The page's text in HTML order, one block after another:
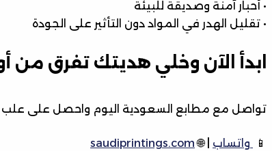
• أحبار آمنة وصديقة للبيئة
• تقليل الهدر في المواد دون التأثير على الجودة
ابدأ الآن وخلي هديتك تفرق من
تواصل مع مطابع السعودية اليوم واحصل على علب
📱 واتساب | 🌐
saudiprintings.com